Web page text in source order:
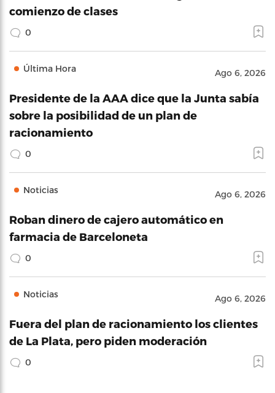
comienzo de clases
0
Última Hora Ago 6, 2026
Presidente de la AAA dice que la Junta sabía
sobre la posibilidad de un plan de
racionamiento
0
Noticias Ago 6, 2026
Roban dinero de cajero automático en
farmacia de Barceloneta
0
Noticias Ago 6, 2026
Fuera del plan de racionamiento los clientes
de La Plata, pero piden moderación
0